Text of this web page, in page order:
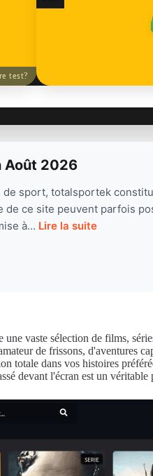
test?
Août 2026
de sport, totalsportek
de ce site peuvent parfois
à... Lire la suite
vaste sélection de films,
de frissons,
totale dans vos histoires
devant l'écran est un véritable